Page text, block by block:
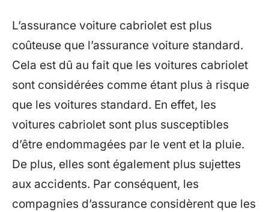
L’assurance voiture cabriolet est plus
coûteuse que l’assurance voiture standard.
Cela est dû au fait que les voitures cabriolet
sont considérées comme étant plus à risque
que les voitures standard. En effet, les
voitures cabriolet sont plus susceptibles
d’être endommagées par le vent et la pluie.
De plus, elles sont également plus sujettes
aux accidents. Par conséquent, les
compagnies d’assurance considèrent que les